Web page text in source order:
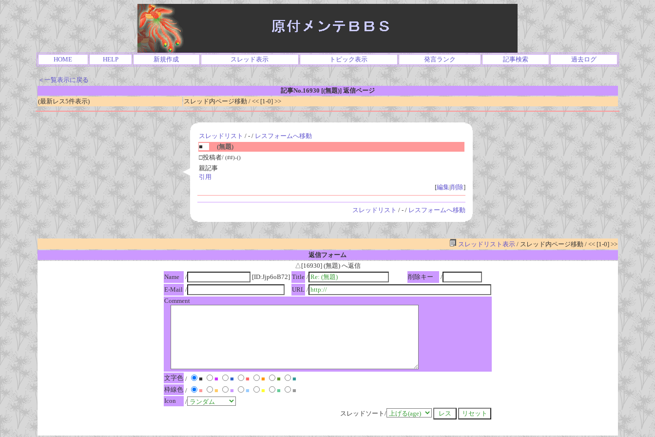
HOME HELP 新規作成 スレッド表示 トピック表示 発言ランク 記事検索 過去ログ
＜一覧表示に戻る
記事No.16930 [(無題)] 返信ページ
(最新レス5件表示)
スレッド内ページ移動 / << [1-0] >>
スレッドリスト / - / レスフォームへ移動
■
(無題)
□投稿者/ (##)-()
親記事
引用
[編集|削除]
スレッドリスト / - / レスフォームへ移動
スレッドリスト表示/ スレッド内ページ移動 / << [1-0] >>
返信フォーム
△[16930] (無題) へ返信
Name
/ [ID:Jjp6oB72] Title / 削除キー
/
E-Mail / URL /
Comment
文字色 / ■ ■ ■ ■ ■ ■
■
枠線色 / ■ ■ ■ ■ ■ ■
■
Icon
/
スレッドソート/